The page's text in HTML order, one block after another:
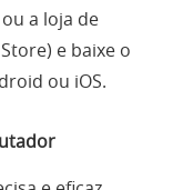
ou a loja de
e baixe o
ou iOS.